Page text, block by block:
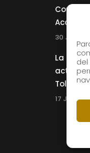
30 July,
La
actuará
Tolliver
17 July,